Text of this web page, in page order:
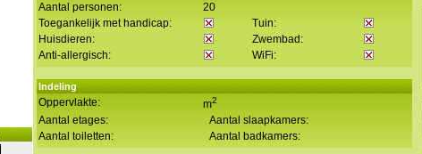
Aantal personen:
20
Toegankelijk met handicap:
Tuin:
Huisdieren:
Zwembad:
Anti-allergisch:
WiFi:
Indeling
Oppervlakte: m2
Aantal etages:
Aantal slaapkamers:
Aantal toiletten:
Aantal badkamers: